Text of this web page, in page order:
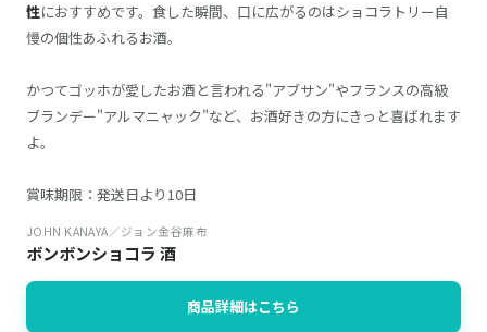
性におすすめです。食した瞬間、口に広がるのはショコラトリー自
慢の個性あふれるお酒。
かつてゴッホが愛したお酒と言われる"アブサン"やフランスの高級
ブランデー"アルマニャック"など、お酒好きの方にきっと喜ばれます
よ。
賞味期限：発送日より10日
JOHN KANAYA／ジョン金谷麻布
ボンボンショコラ 酒
商品詳細はこちら